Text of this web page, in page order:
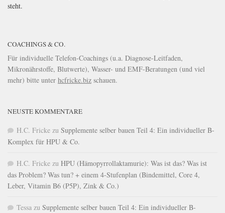
steht.
COACHINGS & CO.
Für individuelle Telefon-Coachings (u.a. Diagnose-Leitfaden,
Mikronährstoffe, Blutwerte), Wasser- und EMF-Beratungen (und viel
mehr) bitte unter hcfricke.biz schauen.
NEUSTE KOMMENTARE
H.C. Fricke zu Supplemente selber bauen Teil 4: Ein individueller B-
Komplex für HPU & Co.
H.C. Fricke zu HPU (Hämopyrrollaktamurie): Was ist das? Was ist
das Problem? Was tun? + einem 4-Stufenplan (Bindemittel, Core 4,
Leber, Vitamin B6 (P5P), Zink & Co.)
Tessa zu Supplemente selber bauen Teil 4: Ein individueller B-